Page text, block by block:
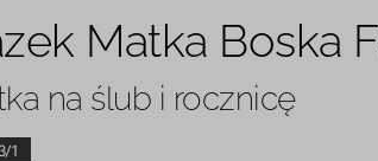
Matka Boska
na ślub i rocznicę
1